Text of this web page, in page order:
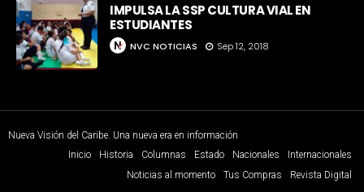
IMPULSA LA SSP CULTURA VIAL EN
ESTUDIANTES
NVC NOTICIAS Sep 12, 2018
Nueva Visión del Caribe. Una nueva era en información
Inicio
Historia Columnas Estado Nacionales
Internacionales
Noticias al momento
Tus Compras Revista Digital